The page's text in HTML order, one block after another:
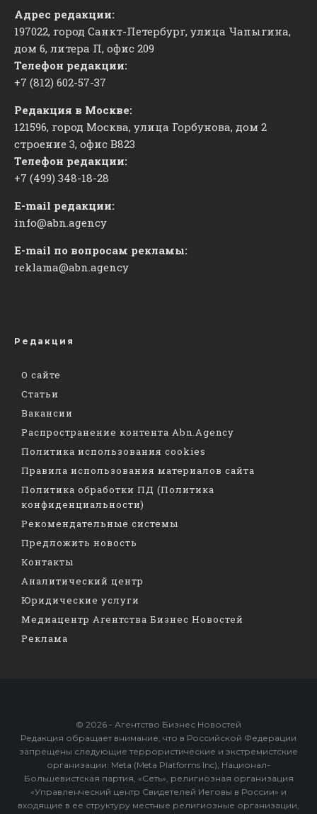
Адрес редакции:
197022, город Санкт-Петербург, улица Чапыгина,
дом 6, литера П, офис 209
Телефон редакции:
+7 (812) 602-57-37
Редакция в Москве:
121596, город Москва, улица Горбунова, дом 2
строение 3, офис ​В823
Телефон редакции:
+7 (499) 348-18-28
E-mail редакции:
info@abn.agency
E-mail по вопросам рекламы:
reklama@abn.agency
Редакция
О сайте
Статьи
Вакансии
Распространение контента Abn.Agency
Политика использования cookies
Правила использования материалов сайта
Политика обработки ПД (Политика
конфиденциальности)
Рекомендательные системы
Предложить новость
Контакты
Аналитический центр
Юридические услуги
Медиацентр Агентства Бизнес Новостей
Реклама
© 2026 - Агентство Бизнес Новостей
Редакция обращает внимание, что в Российской Федерации
запрещены следующие террористические и экстремистские
организации: Meta (Meta Platforms Inc), Национал-
Большевистская партия, «Сеть», религиозная организация
«Управленческий центр Свидетелей Иеговы в России» и
входящие в ее структуру местные религиозные организации,